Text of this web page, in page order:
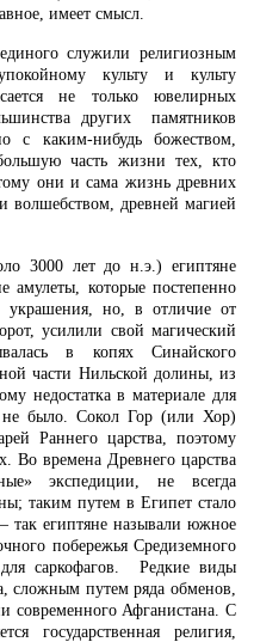
имеет смысл.
служили религиозным
культу и культу
не только ювелирных
других памятников
с каким-нибудь божеством,
часть жизни тех, кто
они и сама жизнь древних
волшебством, древней магией
3000 лет до н.э.) египтяне
амулеты, которые постепенно
украшения, но, в отличие от
усилили свой магический
в копях Синайского
части Нильской долины, из
недостатка в материале для
не было. Сокол Гор (или Хор)
Раннего царства, поэтому
Во времена Древнего царства
экспедиции, не всегда
таким путем в Египет стало
так египтяне называли южное
побережья Средиземного
саркофагов. Редкие виды
сложным путем ряда обменов,
современного Афганистана. С
государственная религия,